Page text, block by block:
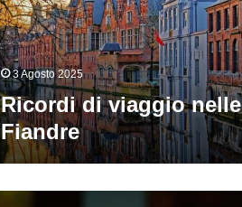
3 Agosto 2025
Ricordi di viaggio nelle
Fiandre